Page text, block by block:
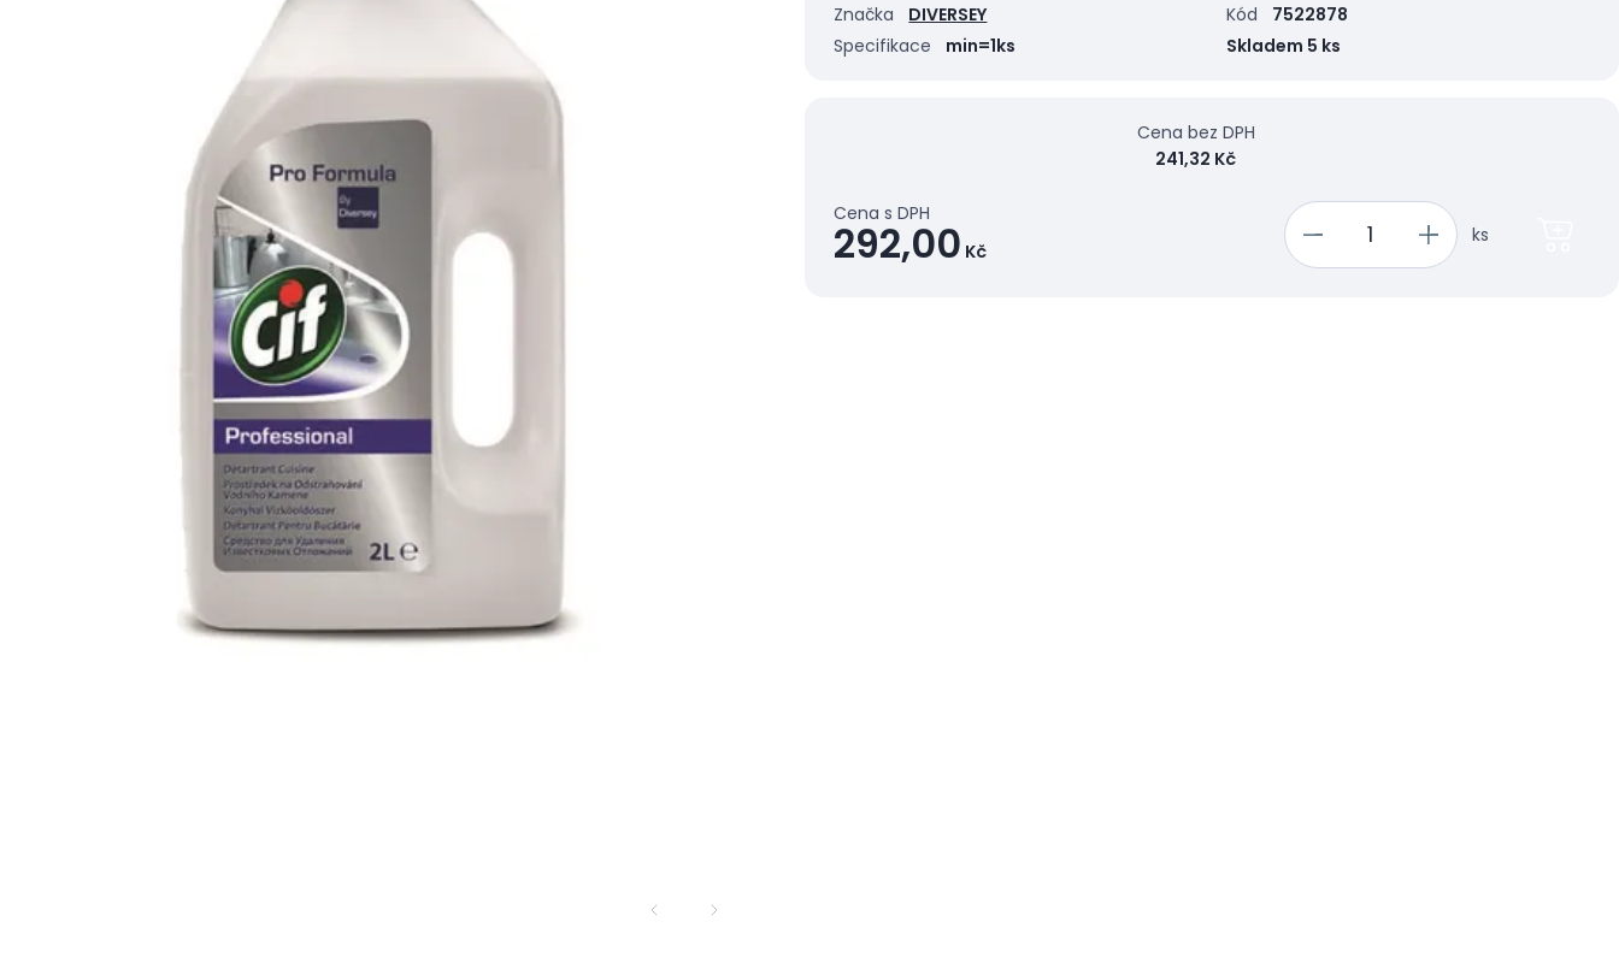
Značka DIVERSEY Kód
7522878
Specifikace
min=1ks Skladem 5 ks
Cena s DPH
292,00 Kč
Cena bez DPH
241,32 Kč
ks